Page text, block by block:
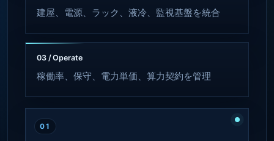
建屋、電源、ラック、液冷、監視基盤を統合
03 / Operate
稼働率、保守、電力単価、算力契約を管理
01